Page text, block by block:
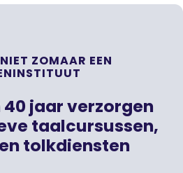
ZOMAAR EEN
jaar verzorgen
taalcursussen,
tolkdiensten